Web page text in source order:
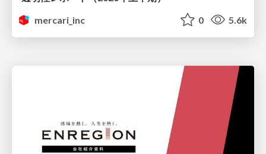
mercari_inc
0 5.6k